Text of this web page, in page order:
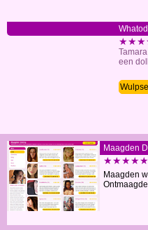
een
Maagden
Maagden